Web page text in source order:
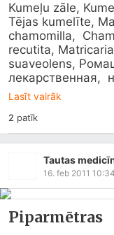
Kumeļu zāle,
Tējas kumelīte,
chamomilla,
recutita,
suaveolens,
лекарственная,
Lasīt vairāk
2 patīk
Tautas
16. feb 2011 10:34
Piparmētras